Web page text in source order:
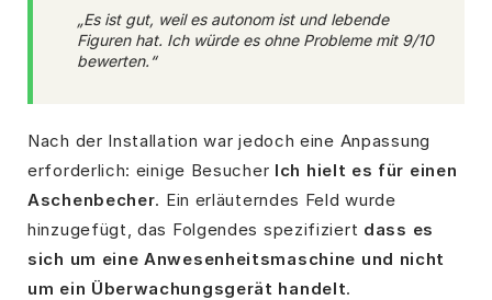
„Es ist gut, weil es autonom ist und lebende
Figuren hat. Ich würde es ohne Probleme mit 9/10
bewerten.“
Nach der Installation war jedoch eine Anpassung
erforderlich: einige Besucher Ich hielt es für einen
Aschenbecher. Ein erläuterndes Feld wurde
hinzugefügt, das Folgendes spezifiziert dass es
sich um eine Anwesenheitsmaschine und nicht
um ein Überwachungsgerät handelt.